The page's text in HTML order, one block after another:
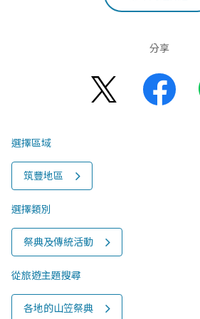
分享
選擇區域
筑豐地區
選擇類別
祭典及傳統活動
從旅遊主題搜尋
各地的山笠祭典